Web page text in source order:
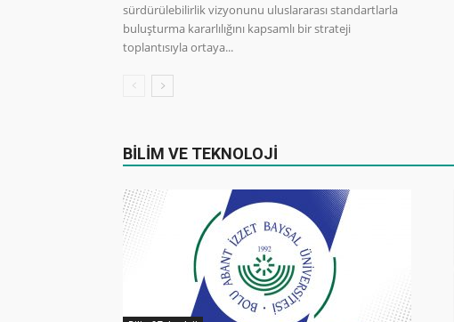
sürdürülebilirlik vizyonunu uluslararası standartlarla
buluşturma kararlılığını kapsamlı bir strateji
toplantısıyla ortaya...
BİLİM VE TEKNOLOJİ